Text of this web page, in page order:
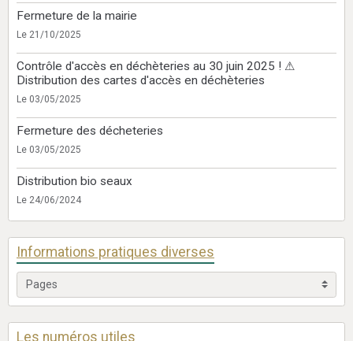
Fermeture de la mairie
Le 21/10/2025
Contrôle d'accès en déchèteries au 30 juin 2025 ! ⚠
Distribution des cartes d'accès en déchèteries
Le 03/05/2025
Fermeture des décheteries
Le 03/05/2025
Distribution bio seaux
Le 24/06/2024
Informations pratiques diverses
Les numéros utiles